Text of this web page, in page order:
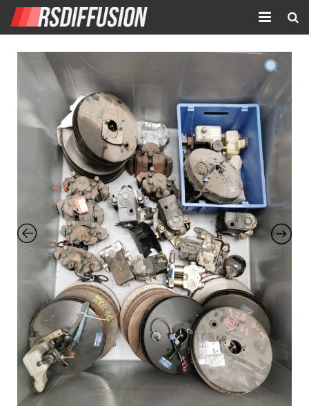
Accueil
Nouvelles annonces
Annonces prolongées
Atelier mécanique